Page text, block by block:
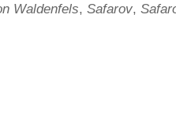
Waldenfels, Safarov,